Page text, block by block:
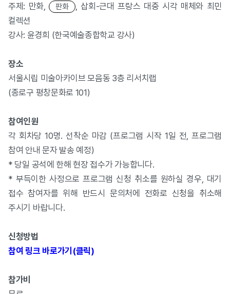
주제: 만화,
판화
, 삽회-근대 프랑스 대중 시각 매체와 최민
컬렉션
강사: 윤경희 (한국예술종합학교 강사)
장소
서울시립 미술아카이브 모음동 3층 리서치랩
(종로구 평창문화로 101)
참여인원
각 회차당 10명. 선착순 마감 (프로그램 시작 1일 전, 프로그램
참여 안내 문자 발송 예정)
* 당일 공석에 한해 현장 접수가 가능합니다.
* 부득이한 사정으로 프로그램 신청 취소를 원하실 경우, 대기
접수 참여자를 위해 반드시 문의처에 전화로 신청을 취소해
주시기 바랍니다.
신청방법
참여 링크 바로가기(클릭)
참가비